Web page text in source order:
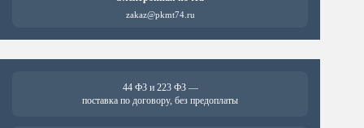
zakaz@pkmt74.ru
44 ФЗ и 223 ФЗ —
поставка по договору, без предоплаты